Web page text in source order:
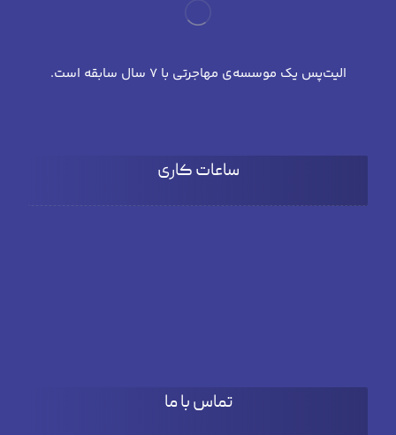
الیت‌پس یک موسسه‌ی مهاجرتی با 7 سال سابقه است.
ساعات کاری
تماس با ما